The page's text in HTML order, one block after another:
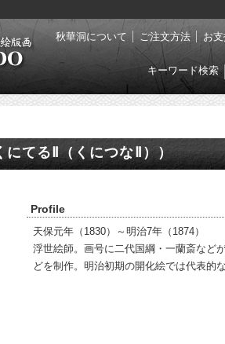
秋華洞について ご注文方法 お
キーワード検索
てるⅡ（くにつなⅡ））
Profile
天保元年（1830）～明治7年（1874）
浮世絵師。画号に二代国綱・一蘭斎など
どを制作。明治初期の開化絵では代表的